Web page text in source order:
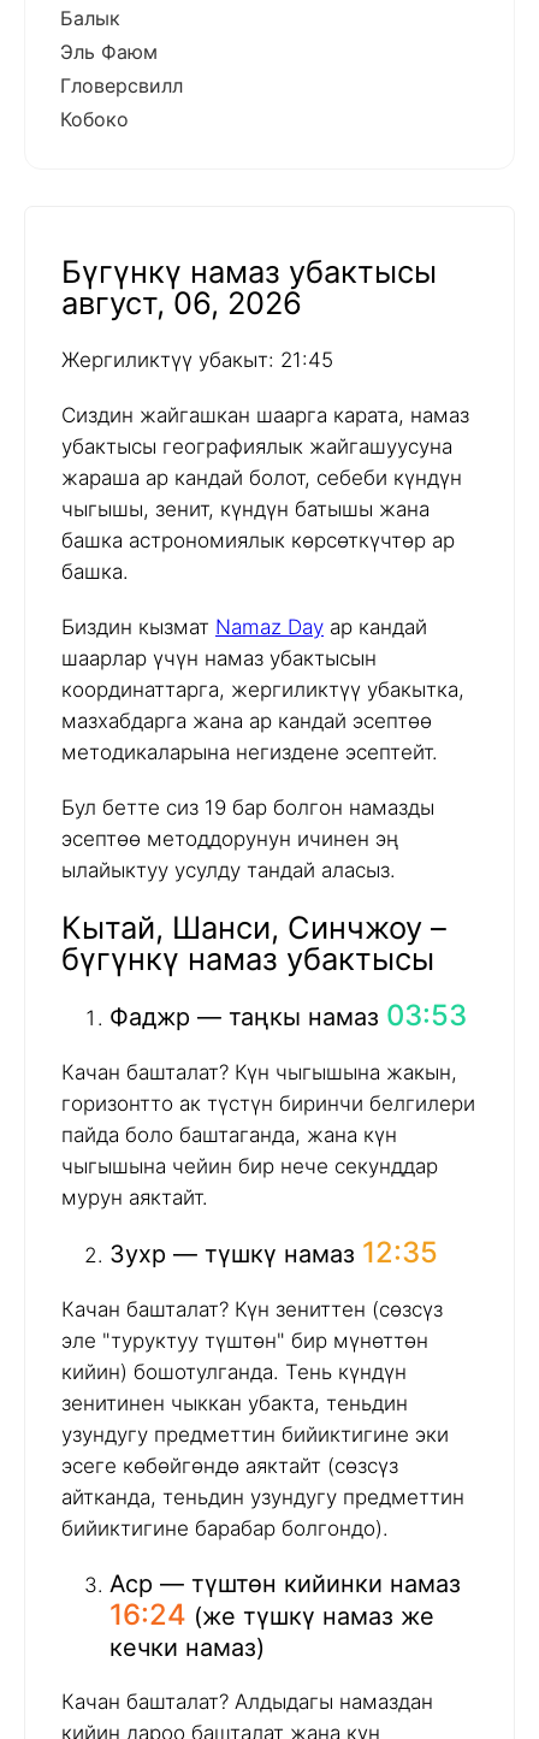
Балык
Эль Фаюм
Гловерсвилл
Кобоко
Бүгүнкү намаз убактысы
август, 06, 2026
Жергиликтүү убакыт: 21:45
Сиздин жайгашкан шаарга карата, намаз
убактысы географиялык жайгашуусуна
жараша ар кандай болот, себеби күндүн
чыгышы, зенит, күндүн батышы жана
башка астрономиялык көрсөткүчтөр ар
башка.
Биздин кызмат Namaz Day ар кандай
шаарлар үчүн намаз убактысын
координаттарга, жергиликтүү убакытка,
мазхабдарга жана ар кандай эсептөө
методикаларына негиздене эсептейт.
Бул бетте сиз 19 бар болгон намазды
эсептөө методдорунун ичинен эң
ылайыктуу усулду тандай аласыз.
Кытай, Шанси, Синчжоу –
бүгүнкү намаз убактысы
Фаджр — таңкы намаз 03:53
Качан башталат? Күн чыгышына жакын,
горизонтто ак түстүн биринчи белгилери
пайда боло баштаганда, жана күн
чыгышына чейин бир нече секунддар
мурун аяктайт.
Зухр — түшкү намаз 12:35
Качан башталат? Күн зениттен (сөзсүз
эле "туруктуу түштөн" бир мүнөттөн
кийин) бошотулганда. Тень күндүн
зенитинен чыккан убакта, теньдин
узундугу предметтин бийиктигине эки
эсеге көбөйгөндө аяктайт (сөзсүз
айтканда, теньдин узундугу предметтин
бийиктигине барабар болгондо).
Аср — түштөн кийинки намаз
16:24 (же түшкү намаз же
кечки намаз)
Качан башталат? Алдыдагы намаздан
кийин дароо башталат жана күн